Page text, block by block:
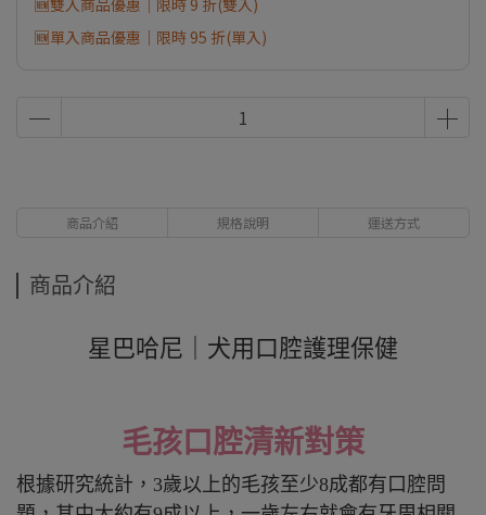
🆕雙入商品優惠｜限時 9 折(雙入)
🆕單入商品優惠｜限時 95 折(單入)
商品介紹 規格說明 運送方式
商品介紹
星巴哈尼｜犬用口腔護理保健
毛孩口腔清新對策
根據研究統計，3歲以上的毛孩至少8成都有口腔問